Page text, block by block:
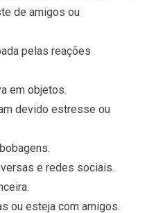
de amigos ou
pelas reações
em objetos.
devido estresse ou
e redes sociais.
ou esteja com amigos.